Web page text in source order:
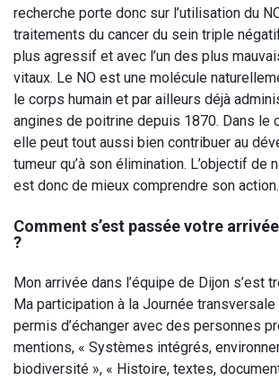
recherche porte donc sur l’utilisation du
traitements du cancer du sein triple
plus agressif et avec l’un des plus
vitaux. Le NO est une molécule
le corps humain et par ailleurs déjà
angines de poitrine depuis 1870. Dans le
elle peut tout aussi bien contribuer au
tumeur qu’à son élimination. L’objectif de
est donc de mieux comprendre son action.
Comment s’est passée votre arrivée
?
Mon arrivée dans l’équipe de Dijon s’est
Ma participation à la Journée transversale
permis d’échanger avec des personnes
mentions, « Systèmes intégrés,
biodiversité », « Histoire, textes,